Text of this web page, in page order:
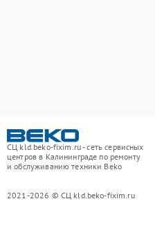
СЦ kld.beko-fixim.ru - сеть сервисных
центров в Калининграде по ремонту
и обслуживанию техники Beko
2021-2026 © СЦ kld.beko-fixim.ru